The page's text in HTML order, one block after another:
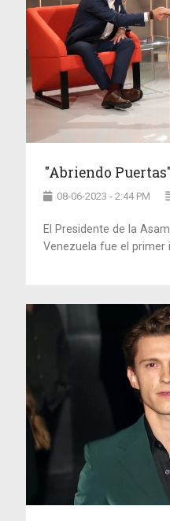
"Abriendo
08-06-2023 - 2:44 PM
El Presidente de la
Venezuela fue el primer